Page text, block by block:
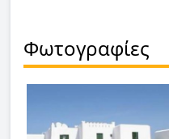
Φωτογραφίες